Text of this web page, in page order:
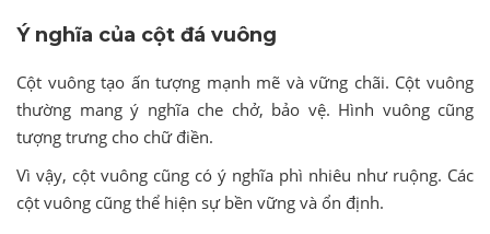
Ý nghĩa của cột đá vuông
Cột vuông tạo ấn tượng mạnh mẽ và vững chãi. Cột vuông
thường mang ý nghĩa che chở, bảo vệ. Hình vuông cũng
tượng trưng cho chữ điền.
Vì vậy, cột vuông cũng có ý nghĩa phì nhiêu như ruộng. Các
cột vuông cũng thể hiện sự bền vững và ổn định.